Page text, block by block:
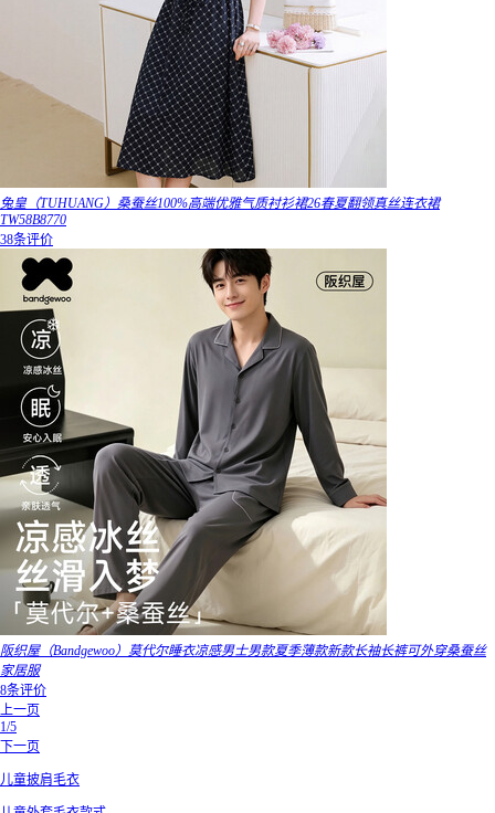
兔皇（TUHUANG）桑蚕丝100%高端优雅气质衬衫裙26春夏翻领真丝连衣裙
TW58B8770
38条评价
阪织屋（Bandgewoo）莫代尔睡衣凉感男士男款夏季薄款新款长袖长裤可外穿桑蚕丝
家居服
8条评价
上一页
1/5
下一页
儿童披肩毛衣